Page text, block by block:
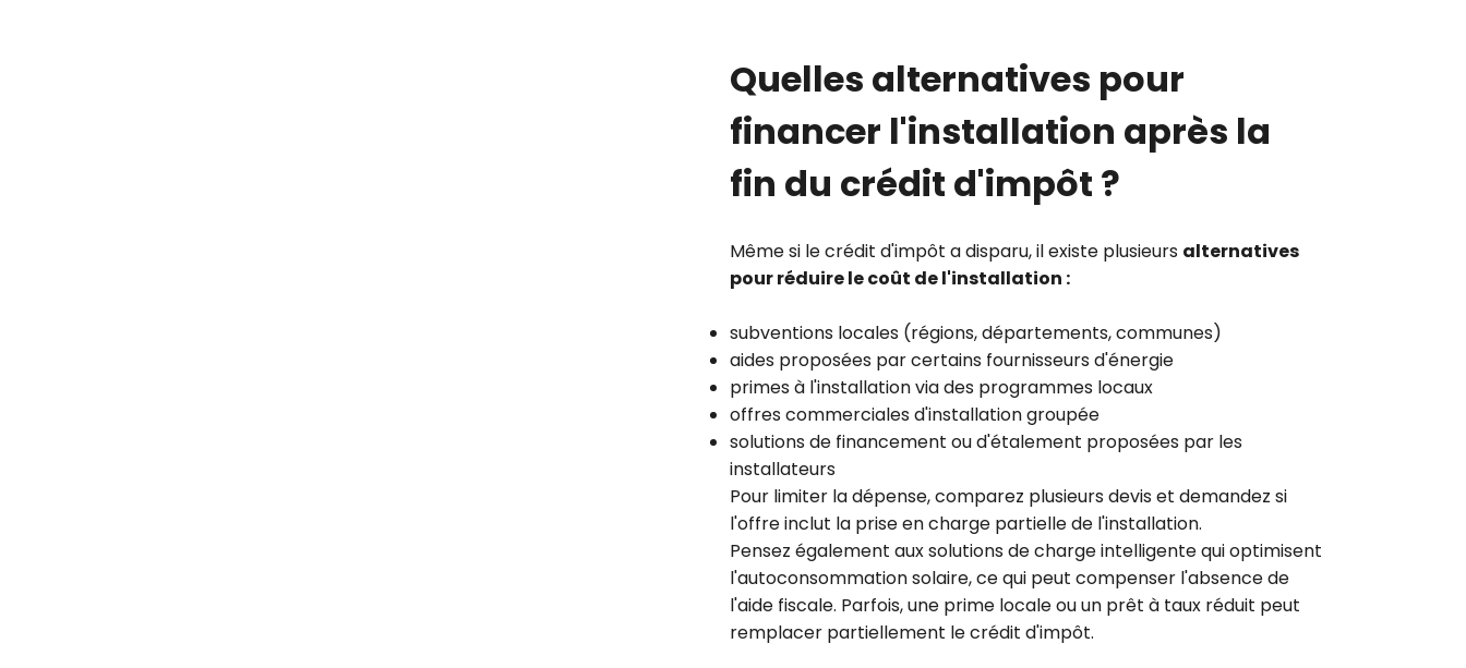
Quelles alternatives pour
financer l'installation après la
fin du crédit d'impôt ?
Même si le crédit d'impôt a disparu, il existe plusieurs alternatives
pour réduire le coût de l'installation :
subventions locales (régions, départements, communes)
aides proposées par certains fournisseurs d'énergie
primes à l'installation via des programmes locaux
offres commerciales d'installation groupée
solutions de financement ou d'étalement proposées par les
installateurs
Pour limiter la dépense, comparez plusieurs devis et demandez si
l'offre inclut la prise en charge partielle de l'installation.
Pensez également aux solutions de charge intelligente qui optimisent
l'autoconsommation solaire, ce qui peut compenser l'absence de
l'aide fiscale. Parfois, une prime locale ou un prêt à taux réduit peut
remplacer partiellement le crédit d'impôt.